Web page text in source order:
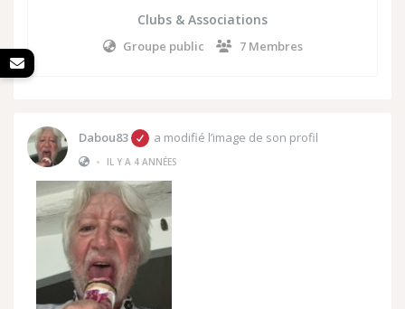
Clubs & Associations
Groupe public 7 Membres
Dabou83
a modifié l’image de son profil
•
IL Y A 4 ANNÉES